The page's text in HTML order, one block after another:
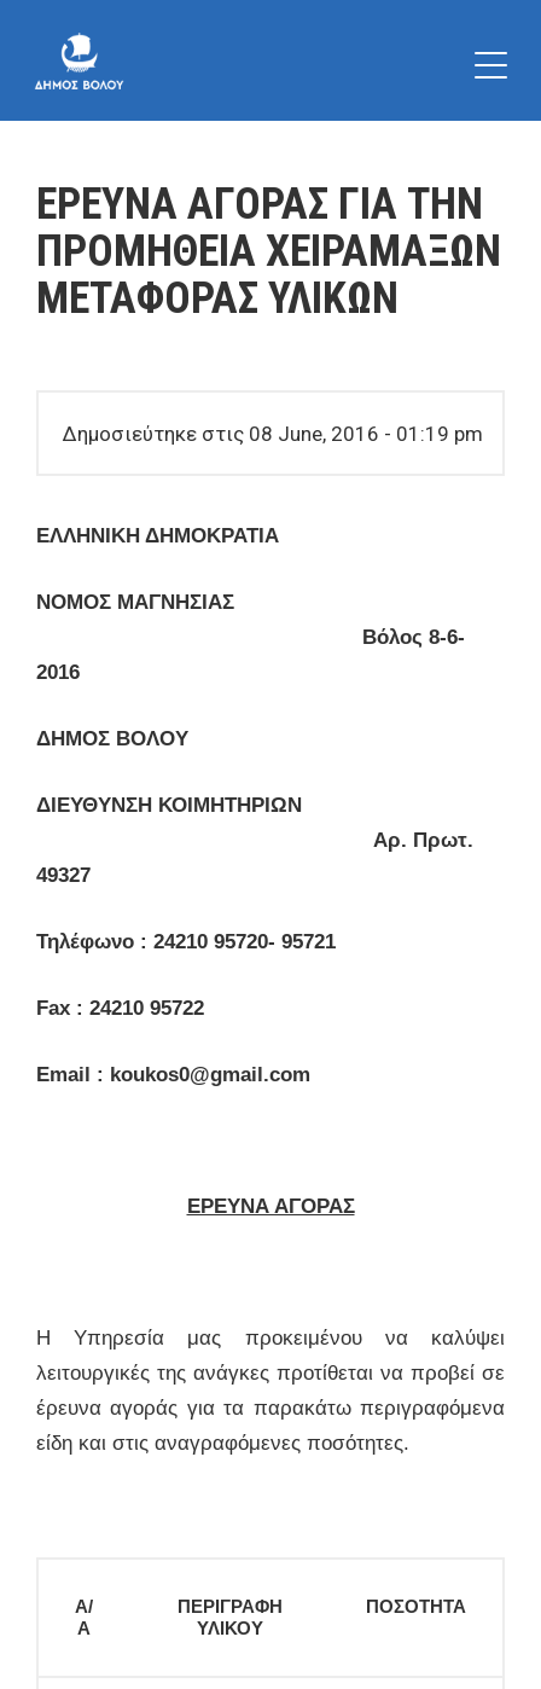
ΕΡΕΥΝΑ ΑΓΟΡΑΣ ΓΙΑ ΤΗΝ
ΠΡΟΜΗΘΕΙΑ ΧΕΙΡΑΜΑΞΩΝ
ΜΕΤΑΦΟΡΑΣ ΥΛΙΚΩΝ
Δημοσιεύτηκε στις 08 June, 2016 - 01:19 pm
ΕΛΛΗΝΙΚΗ ΔΗΜΟΚΡΑΤΙΑ
ΝΟΜΟΣ ΜΑΓΝΗΣΙΑΣ
Βόλος 8-6-
2016
ΔΗΜΟΣ ΒΟΛΟΥ
ΔΙΕΥΘΥΝΣΗ ΚΟΙΜΗΤΗΡΙΩΝ
Αρ. Πρωτ.
49327
Τηλέφωνο : 24210 95720- 95721
Fax : 24210 95722
Email : koukos0@gmail.com
ΕΡΕΥΝΑ ΑΓΟΡΑΣ
Η Υπηρεσία μας προκειμένου να καλύψει
λειτουργικές της ανάγκες προτίθεται να προβεί σε
έρευνα αγοράς για τα παρακάτω περιγραφόμενα
είδη και στις αναγραφόμενες ποσότητες.
A/
Α
ΠΕΡΙΓΡΑΦΗ
ΥΛΙΚΟΥ
ΠΟΣΟΤΗΤΑ